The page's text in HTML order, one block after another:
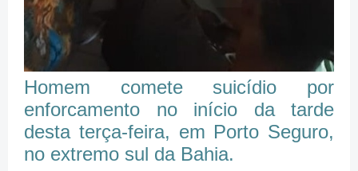
Homem comete suicídio por
enforcamento no início da tarde
desta terça-feira, em Porto Seguro,
no extremo sul da Bahia.